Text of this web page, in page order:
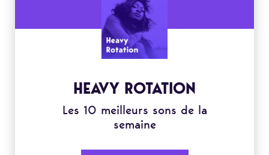
HEAVY ROTATION
Les 10 meilleurs sons de la
semaine